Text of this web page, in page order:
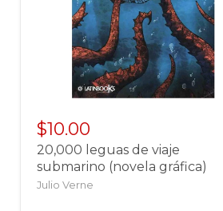
$10.00
20,000 leguas de viaje
submarino (novela gráfica)
Julio Verne